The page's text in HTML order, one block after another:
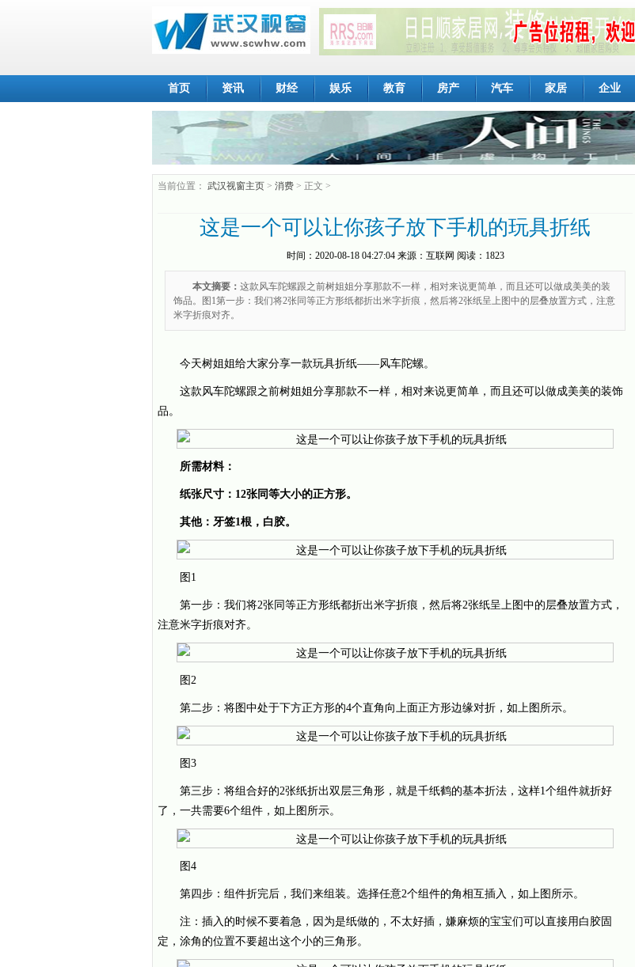
首页 资讯 财经 娱乐 教育 房产 汽车 家居 企业
当前位置： 武汉视窗主页 > 消费 > 正文 >
这是一个可以让你孩子放下手机的玩具折纸
时间： 2020-08-18 04:27:04来源： 互联网 阅读：1823
本文摘要： 这款风车陀螺跟之前树姐姐分享那款不一样，相对来说更简单，而且还可以做成美美的装
饰品。图1第一步：我们将2张同等正方形纸都折出米字折痕，然后将2张纸呈上图中的层叠放置方式，注意
米字折痕对齐。
今天树姐姐给大家分享一款玩具折纸——风车陀螺。
这款风车陀螺跟之前树姐姐分享那款不一样，相对来说更简单，而且还可以做成美美的装饰
品。
所需材料：
纸张尺寸：12张同等大小的正方形。
其他：牙签1根，白胶。
图1
第一步：我们将2张同等正方形纸都折出米字折痕，然后将2张纸呈上图中的层叠放置方式，
注意米字折痕对齐。
图2
第二步：将图中处于下方正方形的4个直角向上面正方形边缘对折，如上图所示。
图3
第三步：将组合好的2张纸折出双层三角形，就是千纸鹤的基本折法，这样1个组件就折好
了，一共需要6个组件，如上图所示。
图4
第四步：组件折完后，我们来组装。选择任意2个组件的角相互插入，如上图所示。
注：插入的时候不要着急，因为是纸做的 ，不太好插，嫌麻烦的宝宝们可以直接用白胶固
定，涂角的位置不要超出这个小的三角形。